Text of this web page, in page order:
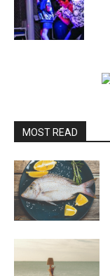
MOST READ